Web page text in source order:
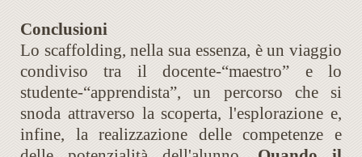
Conclusioni
Lo scaffolding, nella sua essenza, è un viaggio
condiviso tra il docente-“maestro” e lo
studente-“apprendista”, un percorso che si
snoda attraverso la scoperta, l'esplorazione e,
infine, la realizzazione delle competenze e